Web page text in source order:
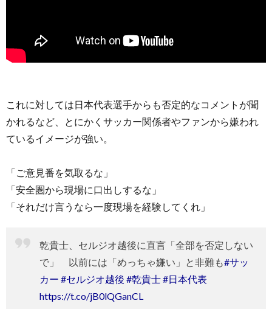
これに対しては日本代表選手からも否定的なコメントが聞
かれるなど、とにかくサッカー関係者やファンから嫌われ
ているイメージが強い。
「ご意見番を気取るな」
「安全圏から現場に口出しするな」
「それだけ言うなら一度現場を経験してくれ」
乾貴士、セルジオ越後に直言「全部を否定しない
で」 以前には「めっちゃ嫌い」と非難も#サッ
カー #セルジオ越後 #乾貴士#日本代表
https://t.co/jB0lQGanCL